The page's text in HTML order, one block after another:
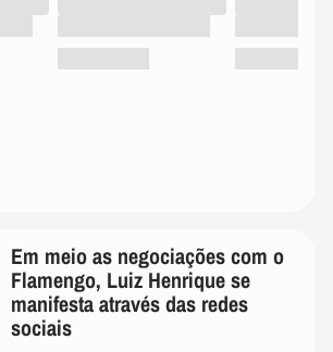
Em meio as negociações com o
Flamengo, Luiz Henrique se
manifesta através das redes
sociais